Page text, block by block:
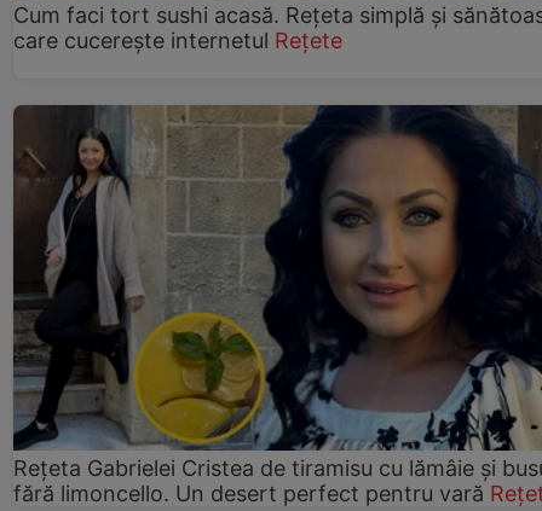
Cum faci tort sushi acasă. Rețeta simplă și
care cucerește internetul Rețete
Rețeta Gabrielei Cristea de tiramisu cu lămâie și
fără limoncello. Un desert perfect pentru vară